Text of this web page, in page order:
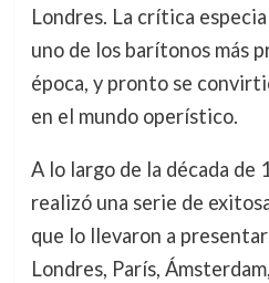
Londres. La crítica
uno de los barítonos más
época, y pronto se
en el mundo operístico.
A lo largo de la década de
realizó una serie de
que lo llevaron a
Londres, París,